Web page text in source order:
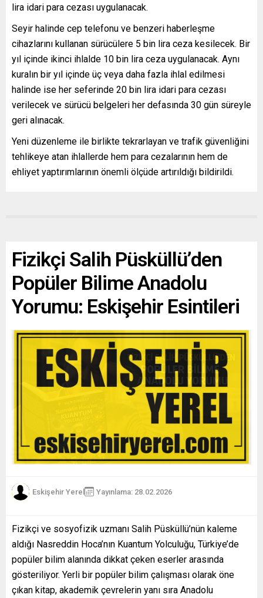
lira idari para cezası uygulanacak.
Seyir halinde cep telefonu ve benzeri haberleşme
cihazlarını kullanan sürücülere 5 bin lira ceza kesilecek. Bir
yıl içinde ikinci ihlalde 10 bin lira ceza uygulanacak. Aynı
kuralın bir yıl içinde üç veya daha fazla ihlal edilmesi
halinde ise her seferinde 20 bin lira idari para cezası
verilecek ve sürücü belgeleri her defasında 30 gün süreyle
geri alınacak.
Yeni düzenleme ile birlikte tekrarlayan ve trafik güvenliğini
tehlikeye atan ihlallerde hem para cezalarının hem de
ehliyet yaptırımlarının önemli ölçüde artırıldığı bildirildi.
Fizikçi Salih Püsküllü’den
Popüler Bilime Anadolu
Yorumu: Eskişehir Esintileri
Eskişehir Yerel Yayınlama: 28.02.2026
Fizikçi ve sosyofizik uzmanı Salih Püsküllü’nün kaleme
aldığı Nasreddin Hoca’nın Kuantum Yolculuğu, Türkiye’de
popüler bilim alanında dikkat çeken eserler arasında
gösteriliyor. Yerli bir popüler bilim çalışması olarak öne
çıkan kitap, akademik çevrelerin yanı sıra Anadolu